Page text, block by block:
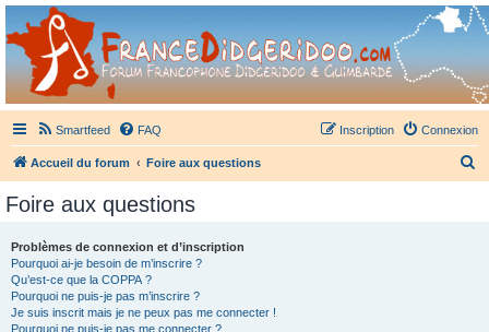
France Didgeridoo
Didgeridoo et Guimbarde sur France Didgeridoo - retrouvez la communauté.
Smartfeed FAQ Connexion
Inscription
Accueil du forum Foire aux questions
Foire aux questions
Problèmes de connexion et d’inscription
Pourquoi ai-je besoin de m’inscrire ?
Qu’est-ce que la COPPA ?
Pourquoi ne puis-je pas m’inscrire ?
Je suis inscrit mais je ne peux pas me connecter !
Pourquoi ne puis-je pas me connecter ?